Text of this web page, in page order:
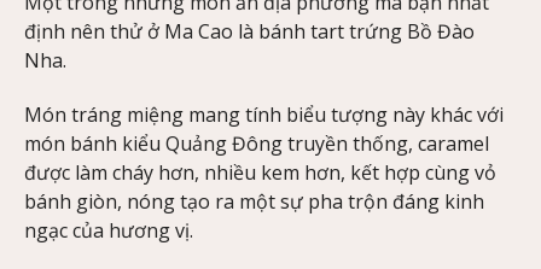
định nên thử ở Ma Cao là bánh tart trứng Bồ Đào
Nha.
Món tráng miệng mang tính biểu tượng này khác với
món bánh kiểu Quảng Đông truyền thống, caramel
được làm cháy hơn, nhiều kem hơn, kết hợp cùng vỏ
bánh giòn, nóng tạo ra một sự pha trộn đáng kinh
ngạc của hương vị.